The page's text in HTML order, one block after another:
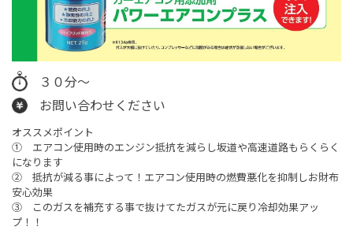
３０分～
お問い合わせください
オススメポイント
① エアコン使用時のエンジン抵抗を減らし坂道や高速道路もらくらく
になります
② 抵抗が減る事によって！エアコン使用時の燃費悪化を抑制しお財布
安心効果
③ このガスを補充する事で抜けてたガスが元に戻り冷却効果アッ
プ！！